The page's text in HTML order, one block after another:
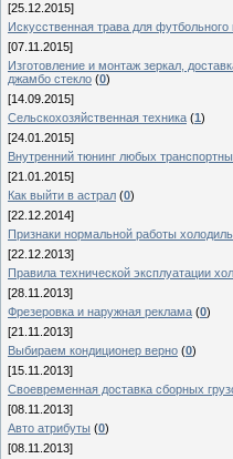
[25.12.2015]
Искусственная трава для футбольного
[07.11.2015]
Изготовление и монтаж зеркал,
джамбо стекло (0)
[14.09.2015]
Сельскохозяйственная техника (1)
[24.01.2015]
Внутренний тюнинг любых
[21.01.2015]
Как выйти в астрал (0)
[22.12.2014]
Признаки нормальной работы
[22.12.2013]
Правила технической эксплуатации
[28.11.2013]
Фрезеровка и наружная реклама (0)
[21.11.2013]
Выбираем кондиционер верно (0)
[15.11.2013]
Своевременная доставка сборных
[08.11.2013]
Авто атрибуты (0)
[08.11.2013]